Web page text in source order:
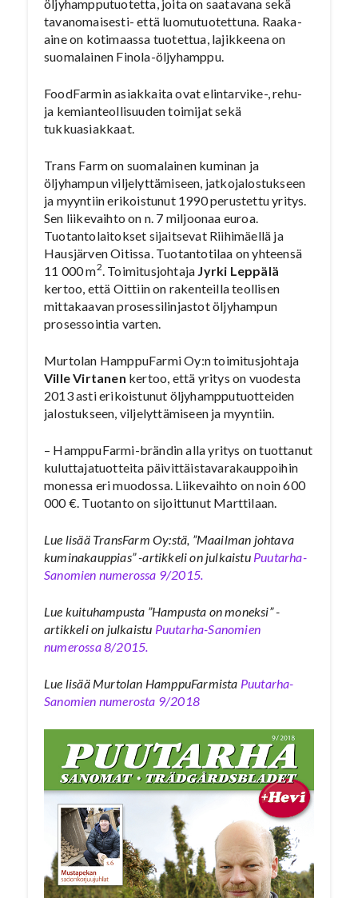
öljyhampputuotetta, joita on saatavana sekä
tavanomaisesti- että luomutuotettuna. Raaka-
aine on kotimaassa tuotettua, lajikkeena on
suomalainen Finola-öljyhamppu.
FoodFarmin asiakkaita ovat elintarvike-, rehu-
ja kemianteollisuuden toimijat sekä
tukkuasiakkaat.
Trans Farm on suomalainen kuminan ja
öljyhampun viljelyttämiseen, jatkojalostukseen
ja myyntiin erikoistunut 1990 perustettu yritys.
Sen liikevaihto on n. 7 miljoonaa euroa.
Tuotantolaitokset sijaitsevat Riihimäellä ja
Hausjärven Oitissa. Tuotantotilaa on yhteensä
11 000 m2 . Toimitusjohtaja Jyrki Leppälä
kertoo, että Oittiin on rakenteilla teollisen
mittakaavan prosessilinjastot öljyhampun
prosessointia varten.
Murtolan HamppuFarmi Oy:n toimitusjohtaja
Ville Virtanen kertoo, että yritys on vuodesta
2013 asti erikoistunut öljyhampputuotteiden
jalostukseen, viljelyttämiseen ja myyntiin.
– HamppuFarmi-brändin alla yritys on tuottanut
kuluttajatuotteita päivittäistavarakauppoihin
monessa eri muodossa. Liikevaihto on noin 600
000 €. Tuotanto on sijoittunut Marttilaan.
Lue lisää TransFarm Oy:stä, ”Maailman johtava
kuminakauppias” -artikkeli on julkaistu Puutarha-
Sanomien numerossa 9/2015.
Lue kuituhampusta ”Hampusta on moneksi” -
artikkeli on julkaistu Puutarha-Sanomien
numerossa 8/2015.
Lue lisää Murtolan HamppuFarmista Puutarha-
Sanomien numerosta 9/2018